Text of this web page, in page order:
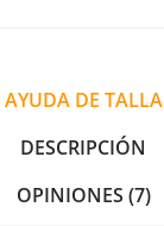
AYUDA DE TALLA
DESCRIPCIÓN
OPINIONES (7)